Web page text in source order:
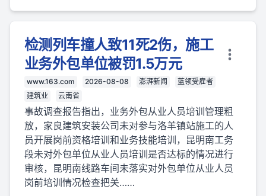
检测列车撞人致11死2伤，施工
业务外包单位被罚1.5万元
www.163.com 2026-08-08 澎湃新闻
蓝领受雇者
建筑业
云南省
事故调查报告指出，业务外包从业人员培训管理粗
放，家良建筑安装公司未对参与洛羊镇站施工的人
员开展岗前资格培训和业务技能培训，昆明南工务
段未对外包单位从业人员培训是否达标的情况进行
审核，昆明南线路车间未落实对外包单位从业人员
岗前培训情况检查把关……